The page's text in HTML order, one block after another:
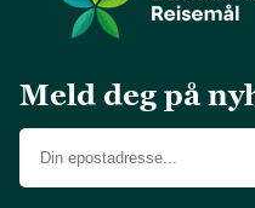
Meld deg på